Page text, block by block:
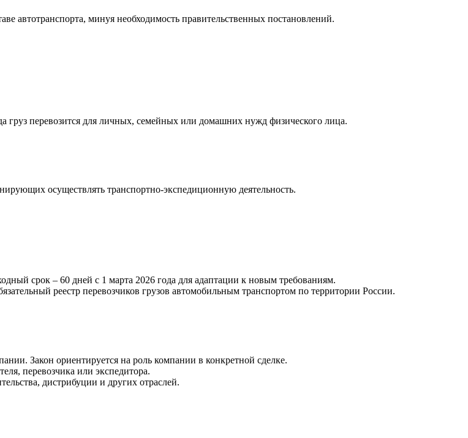
автотранспорта, минуя необходимость правительственных постановлений.
груз перевозится для личных, семейных или домашних нужд физического лица.
осуществлять транспортно-экспедиционную деятельность.
срок – 60 дней с 1 марта 2026 года для адаптации к новым требованиям.
реестр перевозчиков грузов автомобильным транспортом по территории России.
Закон ориентируется на роль компании в конкретной сделке.
перевозчика или экспедитора.
дистрибуции и других отраслей.